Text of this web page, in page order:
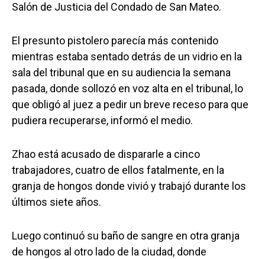
Salón de Justicia del Condado de San Mateo.
El presunto pistolero parecía más contenido
mientras estaba sentado detrás de un vidrio en la
sala del tribunal que en su audiencia la semana
pasada, donde sollozó en voz alta en el tribunal, lo
que obligó al juez a pedir un breve receso para que
pudiera recuperarse, informó el medio.
Zhao está acusado de dispararle a cinco
trabajadores, cuatro de ellos fatalmente, en la
granja de hongos donde vivió y trabajó durante los
últimos siete años.
Luego continuó su baño de sangre en otra granja
de hongos al otro lado de la ciudad, donde